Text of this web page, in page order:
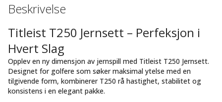
Beskrivelse
Titleist T250 Jernsett – Perfeksjon i
Hvert Slag
Opplev en ny dimensjon av jernspill med Titleist T250 Jernsett.
Designet for golfere som søker maksimal ytelse med en
tilgivende form, kombinerer T250 rå hastighet, stabilitet og
konsistens i en elegant pakke.